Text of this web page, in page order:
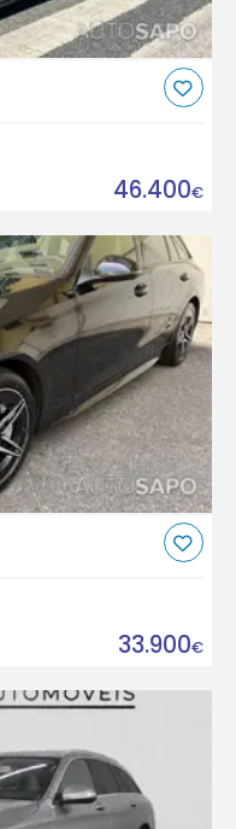
46.400€
33.900€